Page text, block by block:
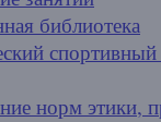
библиотека
норм этики,